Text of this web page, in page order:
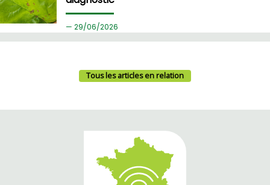
29/06/2026
Tous les articles en relation